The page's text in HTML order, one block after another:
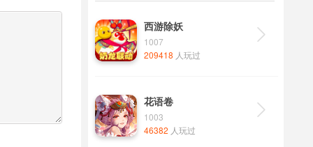

西游除妖
1007
209418 人玩过

花语卷
1003
46382 人玩过